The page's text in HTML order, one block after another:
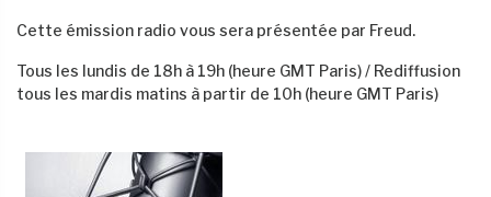
Cette émission radio vous sera présentée par Freud.
Tous les lundis de 18h à 19h (heure GMT Paris) / Rediffusion
tous les mardis matins à partir de 10h (heure GMT Paris)